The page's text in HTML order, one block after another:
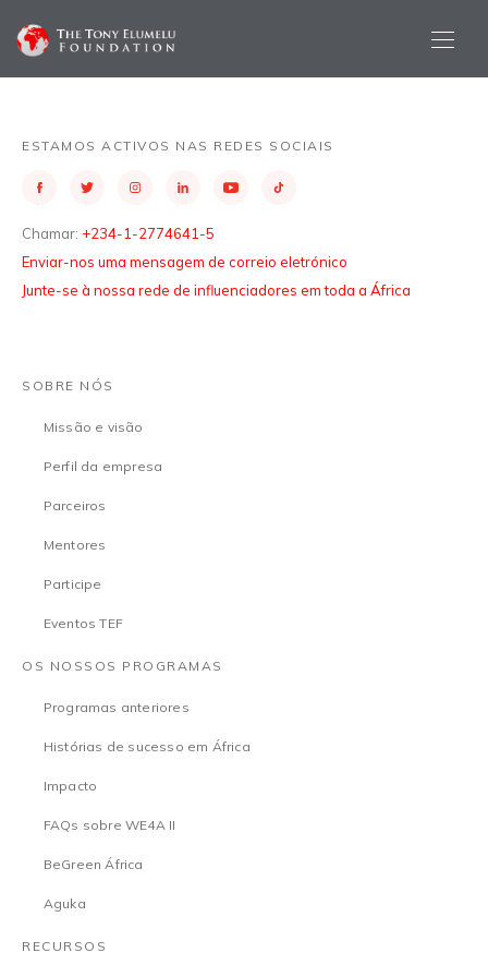
ESTAMOS ACTIVOS NAS REDES SOCIAIS
Chamar: +234-1-2774641-5
Enviar-nos uma mensagem de correio eletrónico
Junte-se à nossa rede de influenciadores em toda a África
SOBRE NÓS
Missão e visão
Perfil da empresa
Parceiros
Mentores
Participe
Eventos TEF
OS NOSSOS PROGRAMAS
Programas anteriores
Histórias de sucesso em África
Impacto
FAQs sobre WE4A II
BeGreen África
Aguka
RECURSOS